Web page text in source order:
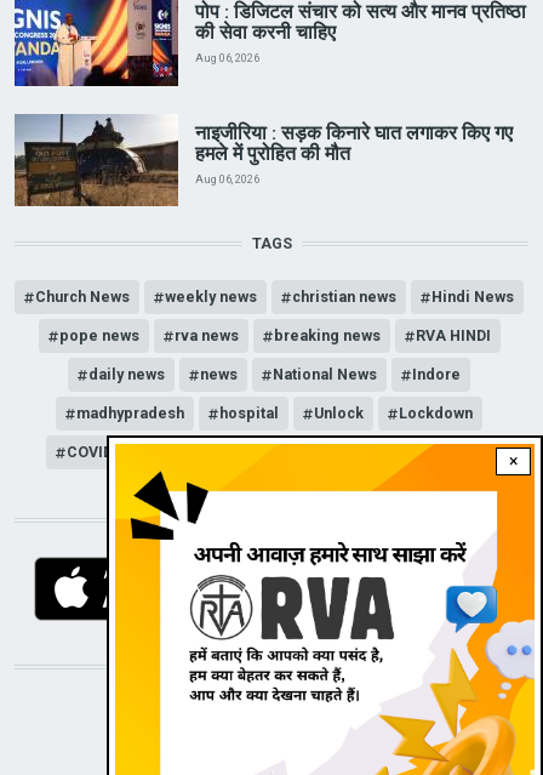
×
पोप : डिजिटल संचार को सत्य और मानव प्रतिष्ठा
की सेवा करनी चाहिए
Aug 06, 2026
नाइजीरिया : सड़क किनारे घात लगाकर किए गए
हमले में पुरोहित की मौत
Aug 06, 2026
TAGS
Church News weekly news christian news Hindi News
pope news rva news breaking news RVA HINDI
daily news news National News Indore
madhypradesh hospital Unlock Lockdown
COVID-19 news update
DOWNLOAD RVA APP
STAY CONNECTED WITH US!